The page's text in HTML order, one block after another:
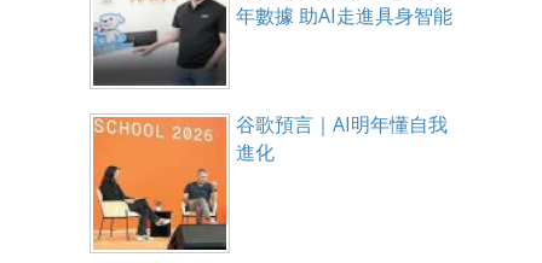
年數據 助AI走進具身智能
谷歌預言｜AI明年懂自我
進化